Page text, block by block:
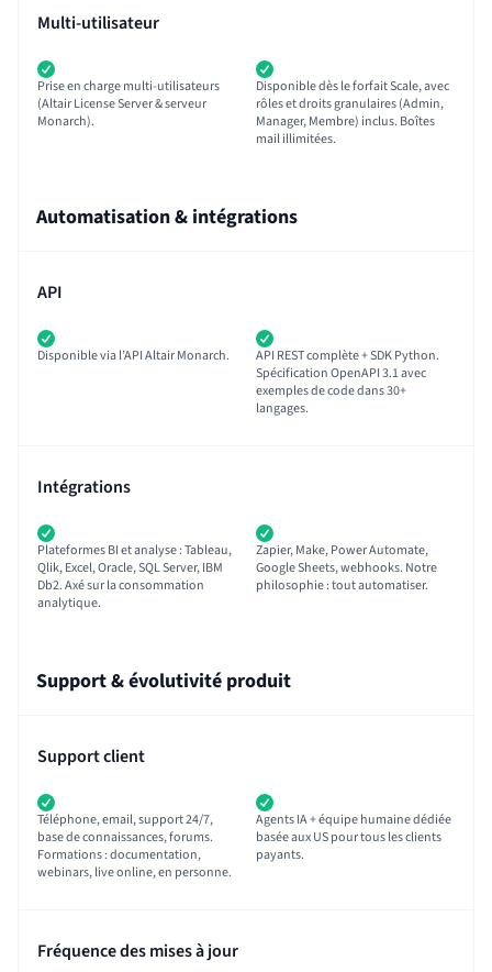
Multi-utilisateur
Prise en charge multi-utilisateurs
(Altair License Server & serveur
Monarch).
Disponible dès le forfait Scale, avec
rôles et droits granulaires (Admin,
Manager, Membre) inclus. Boîtes
mail illimitées.
Automatisation & intégrations
API
Disponible via l’API Altair Monarch.
API REST complète + SDK Python.
Spécification OpenAPI 3.1 avec
exemples de code dans 30+
langages.
Intégrations
Plateformes BI et analyse : Tableau,
Qlik, Excel, Oracle, SQL Server, IBM
Db2. Axé sur la consommation
analytique.
Zapier, Make, Power Automate,
Google Sheets, webhooks. Notre
philosophie : tout automatiser.
Support & évolutivité produit
Support client
Téléphone, email, support 24/7,
base de connaissances, forums.
Formations : documentation,
webinars, live online, en personne.
Agents IA + équipe humaine dédiée
basée aux US pour tous les clients
payants.
Fréquence des mises à jour